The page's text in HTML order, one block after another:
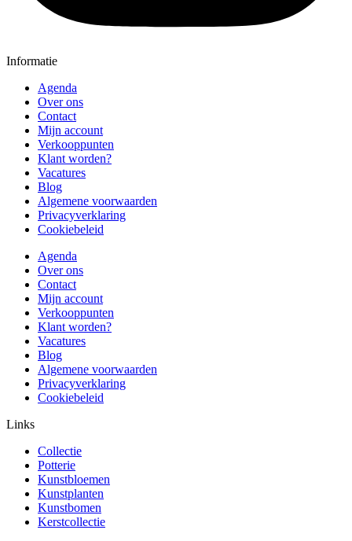
Informatie
Agenda
Over ons
Contact
Mijn account
Verkooppunten
Klant worden?
Vacatures
Blog
Algemene voorwaarden
Privacyverklaring
Cookiebeleid
Agenda
Over ons
Contact
Mijn account
Verkooppunten
Klant worden?
Vacatures
Blog
Algemene voorwaarden
Privacyverklaring
Cookiebeleid
Links
Collectie
Potterie
Kunstbloemen
Kunstplanten
Kunstbomen
Kerstcollectie